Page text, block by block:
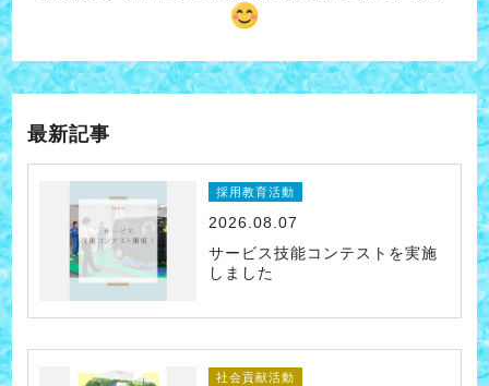
最新記事
採用教育活動
2026.08.07
サービス技能コンテストを実施
しました
社会貢献活動